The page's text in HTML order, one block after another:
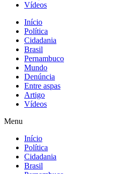
Vídeos
Início
Política
Cidadania
Brasil
Pernambuco
Mundo
Denúncia
Entre aspas
Artigo
Vídeos
Menu
Início
Política
Cidadania
Brasil